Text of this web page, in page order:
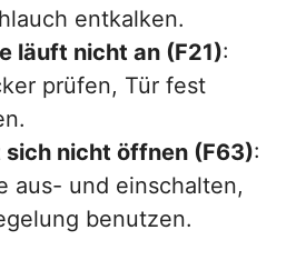
entkalken.
läuft nicht an (F21):
prüfen, Tür fest
sich nicht öffnen (F63):
aus- und einschalten,
benutzen.